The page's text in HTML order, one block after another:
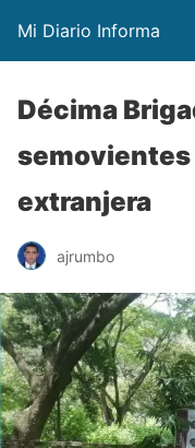
Mi Diario Informa
Décima
extranjera
ajrumbo